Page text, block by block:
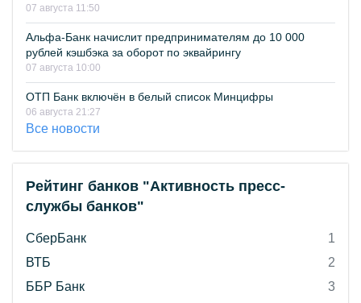
07 августа 11:50
Альфа-Банк начислит предпринимателям до 10 000
рублей кэшбэка за оборот по эквайрингу
07 августа 10:00
ОТП Банк включён в белый список Минцифры
06 августа 21:27
Все новости
Рейтинг банков "Активность пресс-
службы банков"
СберБанк
1
ВТБ
2
ББР Банк
3